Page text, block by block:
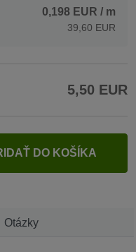
0,198 EUR / m
39,60 EUR
5,50 EUR
DO KOŠÍKA
Otázky